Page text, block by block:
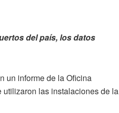
del país, los datos
un informe de la Oficina
las instalaciones de la